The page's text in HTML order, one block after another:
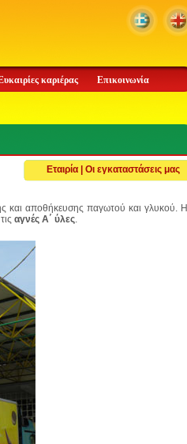
καριέρας Επικοινωνία
Εταιρία | Οι εγκαταστάσεις μας
και αποθήκευσης παγωτού και γλυκού. Η
αγνές Α΄ ύλες.